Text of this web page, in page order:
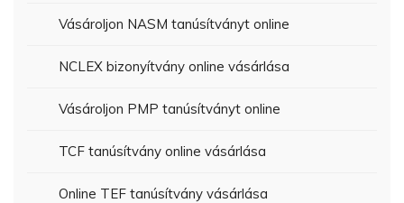
Vásároljon NASM tanúsítványt online
NCLEX bizonyítvány online vásárlása
Vásároljon PMP tanúsítványt online
TCF tanúsítvány online vásárlása
Online TEF tanúsítvány vásárlása